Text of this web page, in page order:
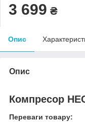
3 699 ₴
Опис
Опис
Компресор
Переваги товару: